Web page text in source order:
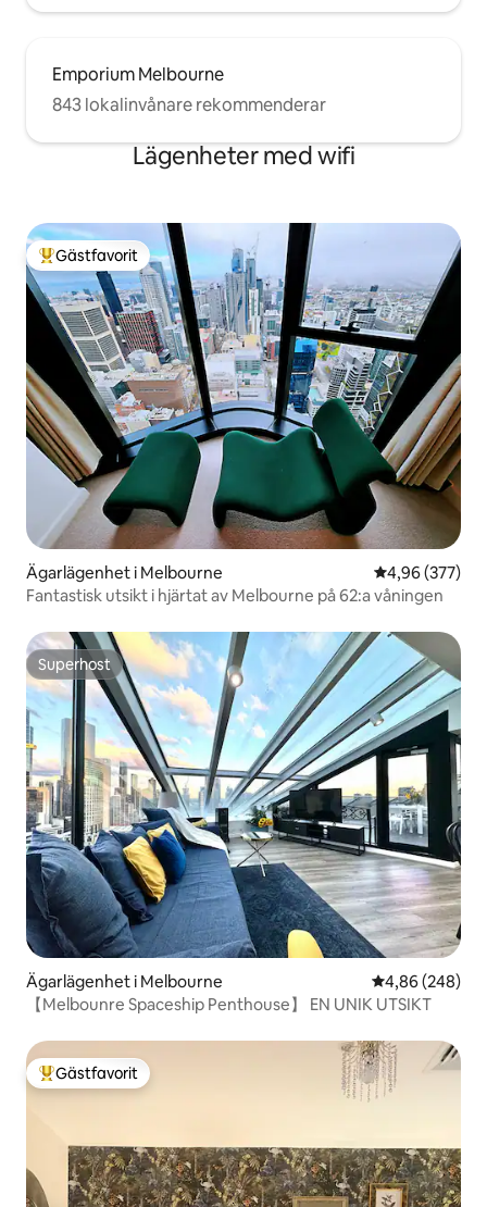
Emporium Melbourne
843 lokalinvånare rekommenderar
Lägenheter med wifi
Populär gästfavorit
Gästfavorit
Ägarlägenhet i Melbourne 4,96 av 5 i
4,96 (377)
Fantastisk utsikt i hjärtat av Melbourne på 62:a våningen
Superhost
Superhost
Ägarlägenhet i Melbourne 4,86 av 5 i
4,86 (248)
【Melbounre Spaceship Penthouse】 EN UNIK UTSIKT
Populär gästfavorit
Gästfavorit